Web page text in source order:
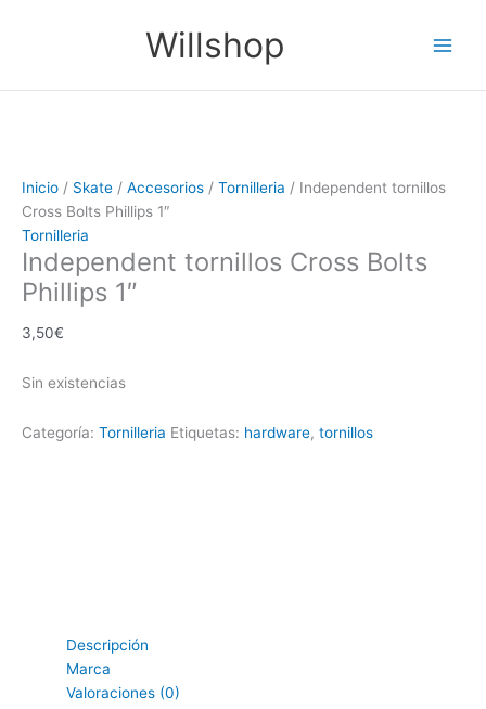
Willshop
Inicio / Skate / Accesorios / Tornilleria / Independent tornillos
Cross Bolts Phillips 1″
Tornilleria
Independent tornillos Cross Bolts
Phillips 1″
3,50€
Sin existencias
Categoría: Tornilleria Etiquetas: hardware, tornillos
Descripción
Marca
Valoraciones (0)